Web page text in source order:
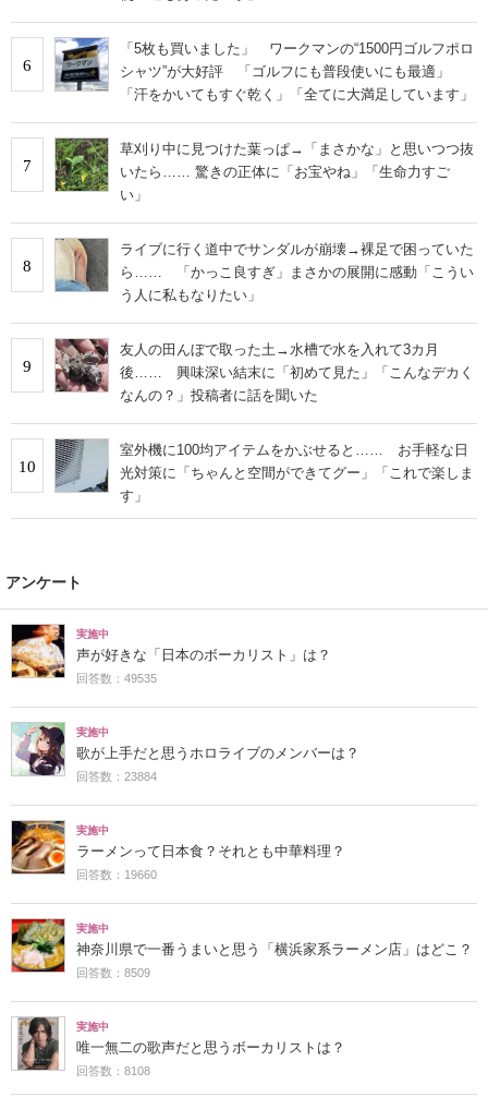
6
「5枚も買いました」 ワークマンの“1500円ゴルフポロ
シャツ”が大好評 「ゴルフにも普段使いにも最適」
「汗をかいてもすぐ乾く」「全てに大満足しています」
7
草刈り中に見つけた葉っぱ→「まさかな」と思いつつ抜
いたら…… 驚きの正体に「お宝やね」「生命力すご
い」
8
ライブに行く道中でサンダルが崩壊→裸足で困っていた
ら…… 「かっこ良すぎ」まさかの展開に感動「こうい
う人に私もなりたい」
9
友人の田んぼで取った土→水槽で水を入れて3カ月
後…… 興味深い結末に「初めて見た」「こんなデカく
なんの？」投稿者に話を聞いた
10
室外機に100均アイテムをかぶせると…… お手軽な日
光対策に「ちゃんと空間ができてグー」「これで楽しま
す」
アンケート
実施中
声が好きな「日本のボーカリスト」は？
回答数：49535
実施中
歌が上手だと思うホロライブのメンバーは？
回答数：23884
実施中
ラーメンって日本食？それとも中華料理？
回答数：19660
実施中
神奈川県で一番うまいと思う「横浜家系ラーメン店」はどこ？
回答数：8509
実施中
唯一無二の歌声だと思うボーカリストは？
回答数：8108